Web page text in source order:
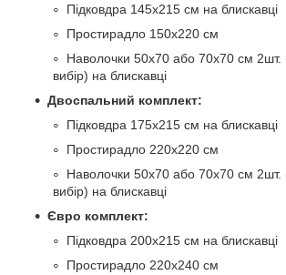
Підковдра 145х215 см на блискавці
Простирадло 150х220 см
Наволочки 50х70 або 70х70 см
вибір) на блискавці
Двоспальний комплект:
Підковдра 175х215 см на блискавці
Простирадло 220х220 см
Наволочки 50х70 або 70х70 см
вибір) на блискавці
Євро комплект:
Підковдра 200х215 см на блискавці
Простирадло 220х240 см